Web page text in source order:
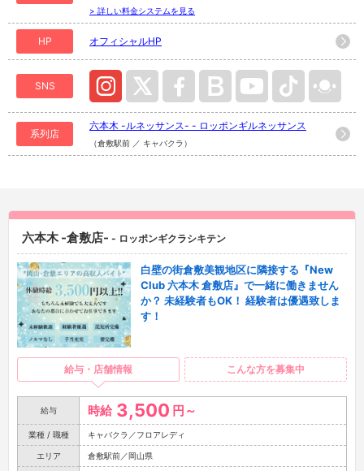
> 詳しい料金システムを見る
HP オフィシャルHP
SNS
系列店
六本木 -ルネッサンス- - ロッポンギルネッサンス
（倉敷駅前 ／ キャバクラ）
六本木 -倉敷店- - ロッポンギクラシキテン
白壁の街倉敷美観地区に隣接する『New
Club 六本木 倉敷店』で一緒に働きません
か？ 未経験者もOK！ 経験者は優遇致しま
す！
給与・店舗情報 こんな方を募集中
給与 時給 3,500 円～
業種 / 職種 キャバクラ／フロアレディ
エリア 倉敷駅前／岡山県